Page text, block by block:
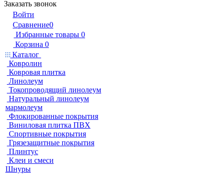
Заказать звонок
Войти
Сравнение0
Избранные товары 0
Корзина 0
Каталог
Ковролин
Ковровая плитка
Линолеум
Токопроводящий линолеум
Натуральный линолеум
мармолеум
Флокированные покрытия
Виниловая плитка ПВХ
Спортивные покрытия
Грязезащитные покрытия
Плинтус
Клеи и смеси
Шнуры